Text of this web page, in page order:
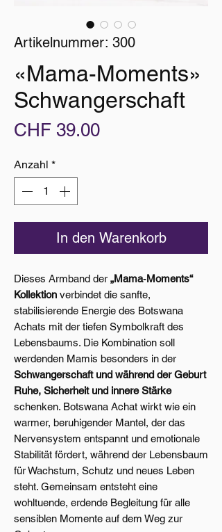
Artikelnummer: 300
«Mama-Moments»
Schwangerschaft
CHF 39.00Preis
Anzahl *
In den Warenkorb
Dieses Armband der „Mama‑Moments“
Kollektion verbindet die sanfte,
stabilisierende Energie des Botswana
Achats mit der tiefen Symbolkraft des
Lebensbaums. Die Kombination soll
werdenden Mamis besonders in der
Schwangerschaft und während der Geburt
Ruhe, Sicherheit und innere Stärke
schenken. Botswana Achat wirkt wie ein
warmer, beruhigender Mantel, der das
Nervensystem entspannt und emotionale
Stabilität fördert, während der Lebensbaum
für Wachstum, Schutz und neues Leben
steht. Gemeinsam entsteht eine
wohltuende, erdende Begleitung für alle
sensiblen Momente auf dem Weg zur